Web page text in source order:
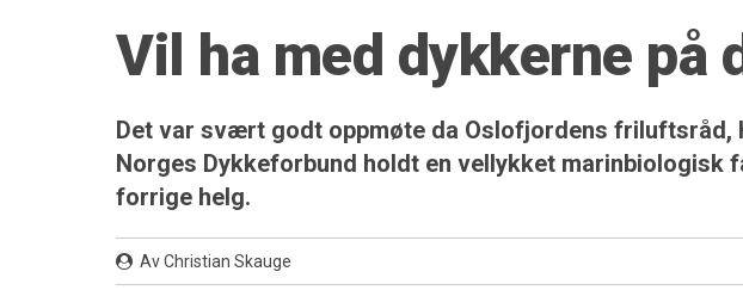
Vil ha med dykkerne på
Det var svært godt oppmøte da Oslofjordens
Norges Dykkeforbund holdt en vellykket marinbiologisk
forrige helg.
Av Christian Skauge